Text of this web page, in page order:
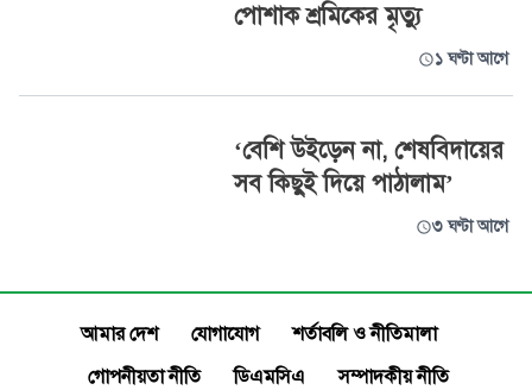
পোশাক শ্রমিকের মৃত্যু
১ ঘণ্টা আগে
‘বেশি উইড়েন না, শেষবিদায়ের
সব কিছুই দিয়ে পাঠালাম’
৩ ঘণ্টা আগে
আমার দেশ যোগাযোগ
শর্তাবলি ও নীতিমালা
গোপনীয়তা নীতি
ডিএমসিএ সম্পাদকীয় নীতি